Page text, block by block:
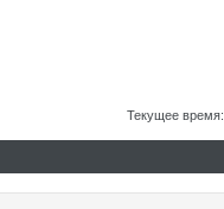
Текущее время: